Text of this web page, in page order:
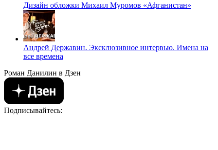
Дизайн обложки Михаил Муромов «Афганистан»
Андрей Державин. Эксклюзивное интервью. Имена на
все времена
Роман Данилин в Дзен
Подписывайтесь: